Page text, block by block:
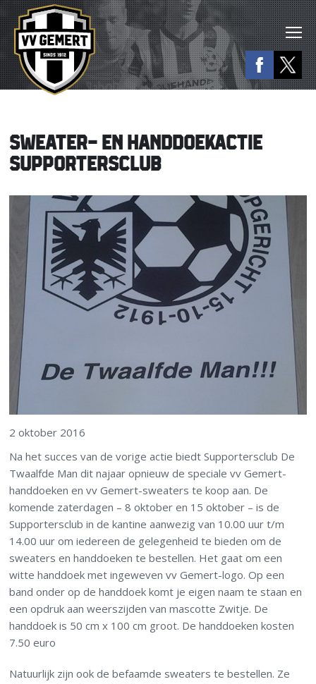
SWEATER- EN HANDDOEKACTIE
SUPPORTERSCLUB
2 oktober 2016
Na het succes van de vorige actie biedt Supportersclub De
Twaalfde Man dit najaar opnieuw de speciale vv Gemert-
handdoeken en vv Gemert-sweaters te koop aan. De
komende zaterdagen – 8 oktober en 15 oktober – is de
Supportersclub in de kantine aanwezig van 10.00 uur t/m
14.00 uur om iedereen de gelegenheid te bieden om de
sweaters en handdoeken te bestellen. Het gaat om een
witte handdoek met ingeweven vv Gemert-logo. Op een
band onder op de handdoek komt je eigen naam te staan en
een opdruk aan weerszijden van mascotte Zwitje. De
handdoek is 50 cm x 100 cm groot. De handdoeken kosten
7.50 euro
Natuurlijk zijn ook de befaamde sweaters te bestellen. Ze